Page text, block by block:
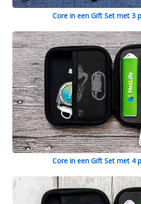
Core in een Gift Set met 3
Core in een Gift Set met 4